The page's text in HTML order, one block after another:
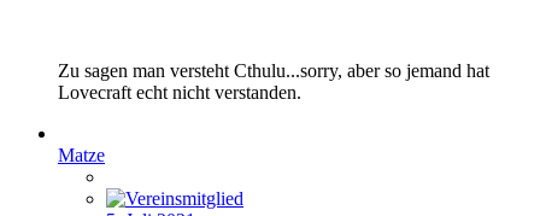
Zu sagen man versteht Cthulu...sorry, aber so jemand hat
Lovecraft echt nicht verstanden.
Matze